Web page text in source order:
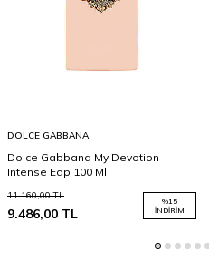
DOLCE GABBANA
Dolce Gabbana My Devotion
Intense Edp 100 Ml
11.160,00TL
9.486,00 TL
%15
İNDIRIM